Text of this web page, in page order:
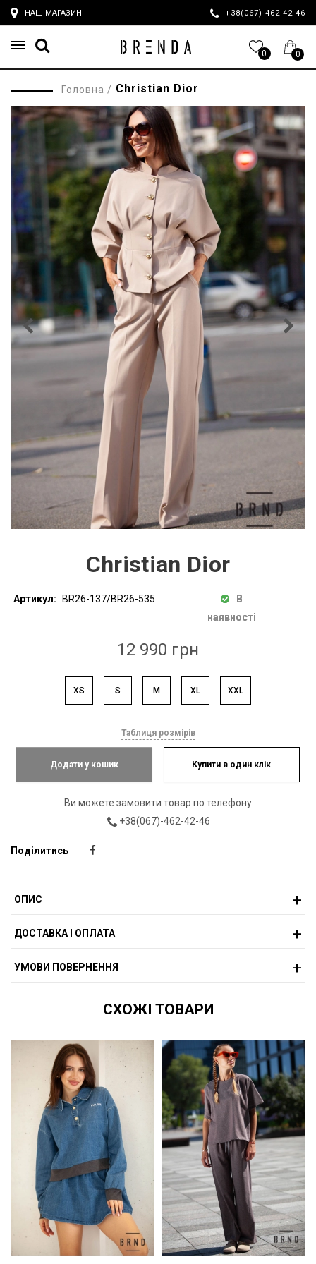
НАШ МАГАЗИН +38(067)-462-42-46
0 0
Головна / Christian Dior
Christian Dior
Артикул: BR26-137/BR26-535
В
наявності
12 990 грн
XS S M XL XXL
Таблиця розмірів
Додати у кошик Купити в один клік
Ви можете замовити товар по телефону
+38(067)-462-42-46
Поділитись
ОПИС
ДОСТАВКА І ОПЛАТА
УМОВИ ПОВЕРНЕННЯ
СХОЖІ ТОВАРИ